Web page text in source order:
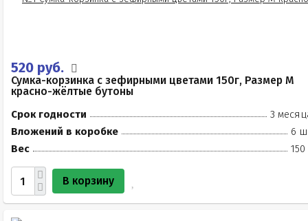
520 руб.
Сумка-корзинка с зефирными цветами 150г, Размер М
красно-жёлтые бутоны
Срок годности
3
Вложений в коробке
6
Вес
150
В корзину